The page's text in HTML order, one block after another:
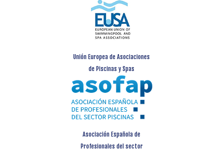
Unión Europea de Asociaciones
de Piscinas y Spas
Asociación Española de
Profesionales del sector